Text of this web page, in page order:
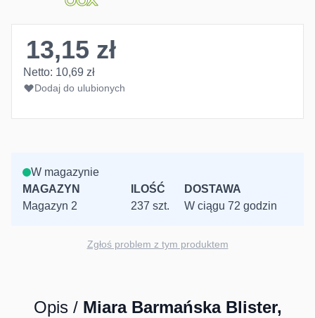
13,15 zł
Netto: 10,69 zł
Dodaj do ulubionych
W magazynie
MAGAZYN
ILOŚĆ
DOSTAWA
Magazyn 2
237 szt. W ciągu 72 godzin
Zgłoś problem z tym produktem
Opis / Miara Barmańska Blister,